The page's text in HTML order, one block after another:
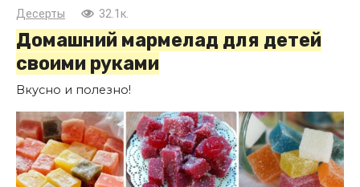
Десерты 32.1к.
Домашний мармелад для детей
своими руками
Вкусно и полезно!